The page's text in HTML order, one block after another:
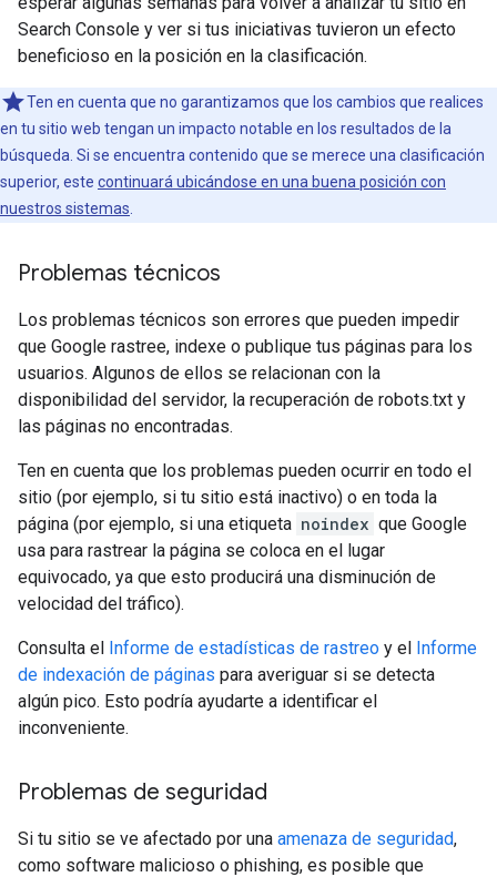
Search Console y ver si tus iniciativas tuvieron un efecto
beneficioso en la posición en la clasificación.
Ten en cuenta que no garantizamos que los cambios que realices
en tu sitio web tengan un impacto notable en los resultados de la
búsqueda. Si se encuentra contenido que se merece una clasificación
superior, este continuará ubicándose en una buena posición con
nuestros sistemas
Problemas técnicos
Los problemas técnicos son errores que pueden impedir
que Google rastree, indexe o publique tus páginas para los
usuarios. Algunos de ellos se relacionan con la
disponibilidad del servidor, la recuperación de robots.txt y
las páginas no encontradas.
Ten en cuenta que los problemas pueden ocurrir en todo el
sitio (por ejemplo, si tu sitio está inactivo) o en toda la
página (por ejemplo, si una etiqueta noindex que Google
usa para rastrear la página se coloca en el lugar
equivocado, ya que esto producirá una disminución de
velocidad del tráfico).
Consulta el Informe de estadísticas de rastreo y el Informe
de indexación de páginas para averiguar si se detecta
algún pico. Esto podría ayudarte a identificar el
inconveniente.
Problemas de seguridad
Si tu sitio se ve afectado por una amenaza de seguridad,
como software malicioso o phishing, es posible que